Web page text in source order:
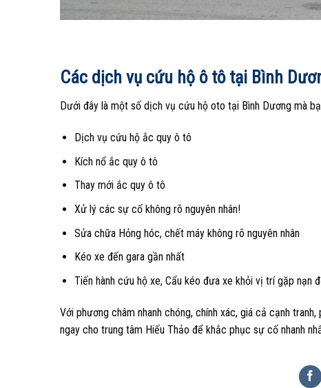
Các dịch vụ cứu hộ ô tô tại Bình
Dưới đây là một số dịch vụ cứu hộ oto tại Bình Dương mà
Dịch vụ cứu hộ ắc quy ô tô
Kích nổ ắc quy ô tô
Thay mới ắc quy ô tô
Xử lý các sự cố không rõ nguyên nhân!
Sửa chữa Hỏng hóc, chết máy không rõ nguyên nhân
Kéo xe đến gara gần nhất
Tiến hành cứu hộ xe, Cẩu kéo đưa xe khỏi vị trí gặp nạn
Với phương châm nhanh chóng, chính xác, giá cả cạnh
ngay cho trung tâm Hiếu Thảo để khắc phục sự cố nhanh